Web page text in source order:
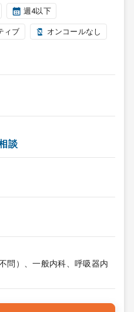
週4以下
ィブ オンコールなし
談
問）、一般内科、呼吸器内